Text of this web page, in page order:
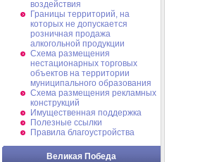
воздействия
Границы территорий, на
которых не допускается
розничная продажа
алкогольной продукции
Схема размещения
нестационарных торговых
объектов на территории
муниципального образования
Схема размещения рекламных
конструкций
Имущественная поддержка
Полезные ссылки
Правила благоустройства
Великая Победа